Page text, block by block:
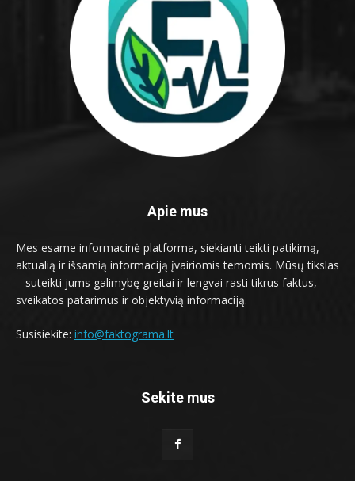
Apie mus
Mes esame informacinė platforma, siekianti teikti patikimą,
aktualią ir išsamią informaciją įvairiomis temomis. Mūsų tikslas
– suteikti jums galimybę greitai ir lengvai rasti tikrus faktus,
sveikatos patarimus ir objektyvią informaciją.
Susisiekite: info@faktograma.lt
Sekite mus